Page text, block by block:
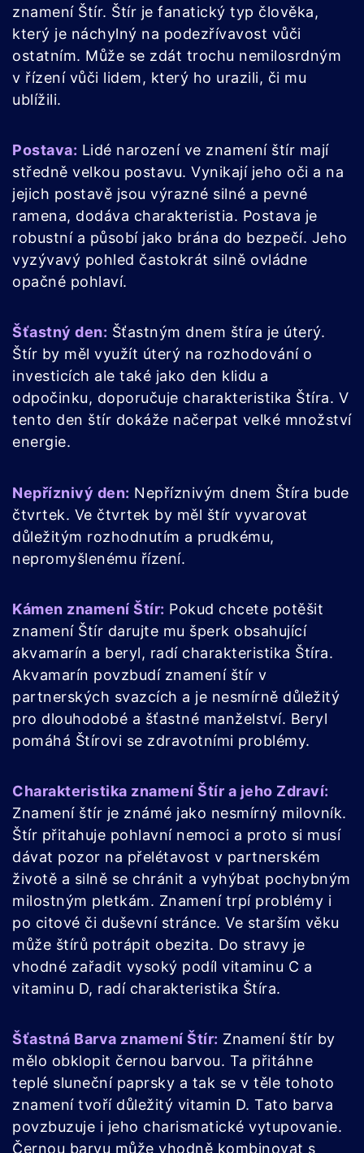
znamení Štír. Štír je fanatický typ člověka,
který je náchylný na podezřívavost vůči
ostatním. Může se zdát trochu nemilosrdným
v řízení vůči lidem, který ho urazili, či mu
ublížili.
Postava: Lidé narození ve znamení štír mají
středně velkou postavu. Vynikají jeho oči a na
jejich postavě jsou výrazné silné a pevné
ramena, dodáva charakteristia. Postava je
robustní a působí jako brána do bezpečí. Jeho
vyzývavý pohled častokrát silně ovládne
opačné pohlaví.
Šťastný den: Šťastným dnem štíra je úterý.
Štír by měl využít úterý na rozhodování o
investicích ale také jako den klidu a
odpočinku, doporučuje charakteristika Štíra. V
tento den štír dokáže načerpat velké množství
energie.
Nepříznivý den: Nepříznivým dnem Štíra bude
čtvrtek. Ve čtvrtek by měl štír vyvarovat
důležitým rozhodnutím a prudkému,
nepromyšlenému řízení.
Kámen znamení Štír: Pokud chcete potěšit
znamení Štír darujte mu šperk obsahující
akvamarín a beryl, radí charakteristika Štíra.
Akvamarín povzbudí znamení štír v
partnerských svazcích a je nesmírně důležitý
pro dlouhodobé a šťastné manželství. Beryl
pomáhá Štírovi se zdravotními problémy.
Charakteristika znamení Štír a jeho Zdraví:
Znamení štír je známé jako nesmírný milovník.
Štír přitahuje pohlavní nemoci a proto si musí
dávat pozor na přelétavost v partnerském
životě a silně se chránit a vyhýbat pochybným
milostným pletkám. Znamení trpí problémy i
po citové či duševní stránce. Ve starším věku
může štírů potrápit obezita. Do stravy je
vhodné zařadit vysoký podíl vitaminu C a
vitaminu D, radí charakteristika Štíra.
Šťastná Barva znamení Štír: Znamení štír by
mělo obklopit černou barvou. Ta přitáhne
teplé sluneční paprsky a tak se v těle tohoto
znamení tvoří důležitý vitamin D. Tato barva
povzbuzuje i jeho charismatické vytupovanie.
Černou barvu může vhodně kombinovat s